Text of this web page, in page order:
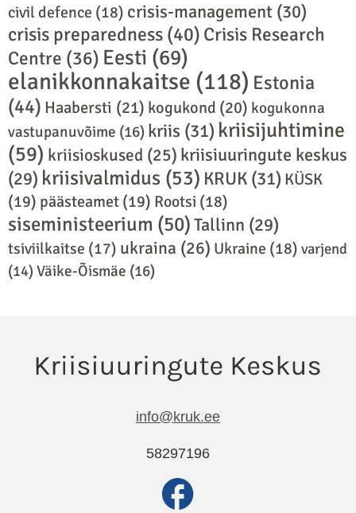
civil defence (18) crisis-management (30)
crisis preparedness (40) Crisis Research
Centre (36) Eesti (69)
elanikkonnakaitse (118) Estonia
(44) Haabersti (21) kogukond (20) kogukonna
vastupanuvõime (16) kriis (31) kriisijuhtimine
(59) kriisioskused (25) kriisiuuringute keskus
(29) kriisivalmidus (53) KRUK (31) KÜSK
(19) päästeamet (19) Rootsi (18)
siseministeerium (50)Tallinn (29)
tsiviilkaitse (17) ukraina (26) Ukraine (18) varjend
(14) Väike-Õismäe (16)
info@kruk.ee
58297196